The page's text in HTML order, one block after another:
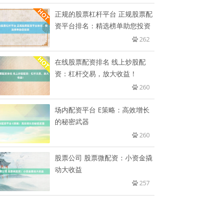
正规的股票杠杆平台 正规股票配
资平台排名：精选榜单助您投资
262
在线股票配资排名 线上炒股配
资：杠杆交易，放大收益！
260
场内配资平台 E策略：高效增长
的秘密武器
260
股票公司 股票微配资：小资金撬
动大收益
257